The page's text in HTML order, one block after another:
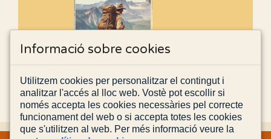
Informació sobre cookies
Utilitzem cookies per personalitzar el contingut i
analitzar l'accés al lloc web. Vostè pot escollir si
només accepta les cookies necessàries pel correcte
funcionament del web o si accepta totes les cookies
que s'utilitzen al web. Per més informació veure la